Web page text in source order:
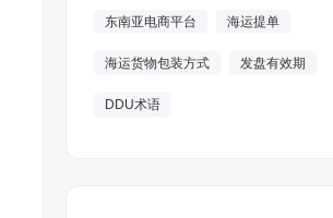
东南亚电商平台 海运提单
海运货物包装方式 发盘有效期
DDU术语